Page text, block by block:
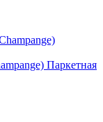
Паркетная